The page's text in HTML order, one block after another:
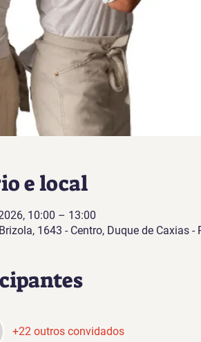
e local
10:00 – 13:00
1643 - Centro, Duque de Caxias -
+22 outros convidados